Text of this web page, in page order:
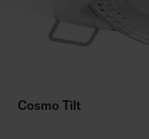
Cosmo Tilt